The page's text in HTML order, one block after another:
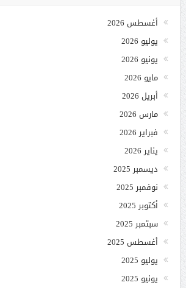
أغسطس 2026
يوليو 2026
يونيو 2026
مايو 2026
أبريل 2026
مارس 2026
فبراير 2026
يناير 2026
ديسمبر 2025
نوفمبر 2025
أكتوبر 2025
سبتمبر 2025
أغسطس 2025
يوليو 2025
يونيو 2025